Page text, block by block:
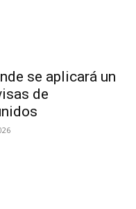
se aplicará un
de